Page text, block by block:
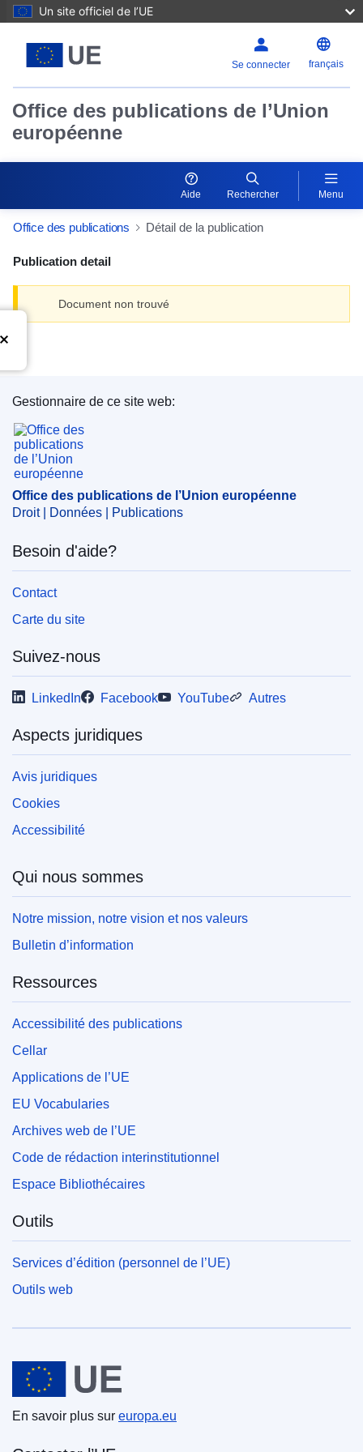
Un site officiel de l’UE
Se connecter français
Office des publications de l’Union
européenne
Aide Rechercher Menu
Office des publications Détail de la publication
Publication detail
Document non trouvé
Office des publications de l’Union européenne
Gestionnaire de ce site web:
Office des publications de l’Union européenne
Droit | Données | Publications
Besoin d'aide?
Contact
Carte du site
Suivez-nous
LinkedIn Facebook YouTube Autres
Aspects juridiques
Avis juridiques
Cookies
Accessibilité
Qui nous sommes
Notre mission, notre vision et nos valeurs
Bulletin d’information
Ressources
Accessibilité des publications
Cellar
Applications de l’UE
EU Vocabularies
Archives web de l’UE
Code de rédaction interinstitutionnel
Espace Bibliothécaires
Outils
Services d’édition (personnel de l’UE)
Outils web
Union européenne
En savoir plus sur europa.eu